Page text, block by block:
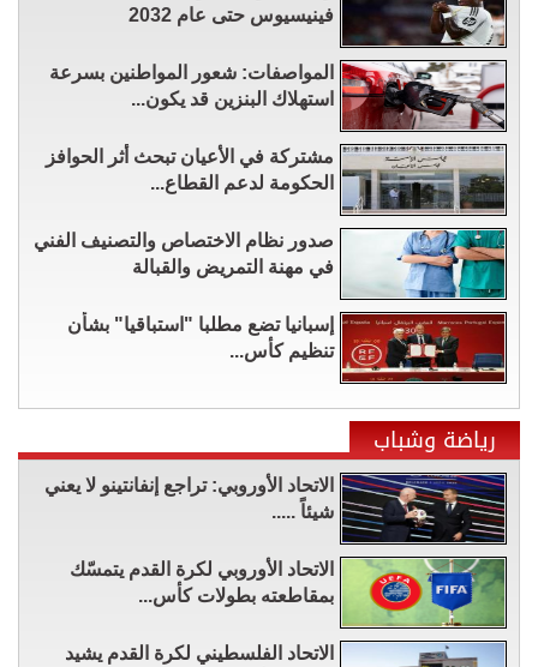
فينيسيوس حتى عام 2032
المواصفات: شعور المواطنين بسرعة
استهلاك البنزين قد يكون...
مشتركة في الأعيان تبحث أثر الحوافز
الحكومة لدعم القطاع...
صدور نظام الاختصاص والتصنيف الفني
في مهنة التمريض والقبالة
إسبانيا تضع مطلبا "استباقيا" بشأن
تنظيم كأس...
رياضة وشباب
الاتحاد الأوروبي: تراجع إنفانتينو لا يعني
شيئاً .....
الاتحاد الأوروبي لكرة القدم يتمسّك
بمقاطعته بطولات كأس...
الاتحاد الفلسطيني لكرة القدم يشيد